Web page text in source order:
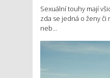
Sexuální touhy mají
zda se jedná o ženy či
neb...